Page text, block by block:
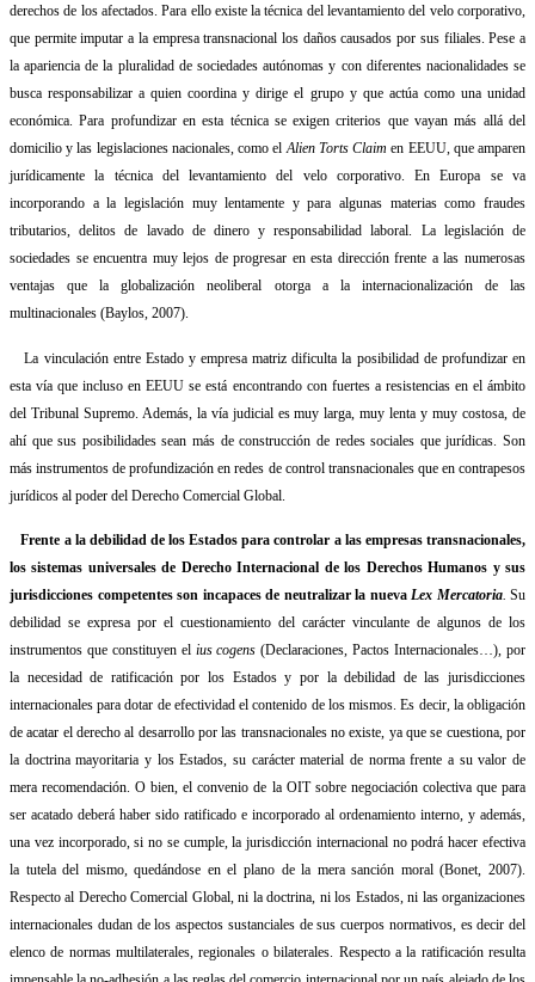
derechos de los afectados. Para ello existe la técnica del levantamiento del velo corporativo,
que permite imputar a la empresa transnacional los daños causados por sus filiales. Pese a
la apariencia de la pluralidad de sociedades autónomas y con diferentes nacionalidades se
busca responsabilizar a quien coordina y dirige el grupo y que actúa como una unidad
económica. Para profundizar en esta técnica se exigen criterios que vayan más allá del
domicilio y las legislaciones nacionales, como elAlien Torts Claim en EEUU, que amparen
jurídicamente la técnica del levantamiento del velo corporativo. En Europa se va
incorporando a la legislación muy lentamente y para algunas materias como fraudes
tributarios, delitos de lavado de dinero y responsabilidad laboral. La legislación de
sociedades se encuentra muy lejos de progresar en esta dirección frente a las numerosas
ventajas que la globalización neoliberal otorga a la internacionalización de las
multinacionales (Baylos, 2007).
La vinculación entre Estado y empresa matriz dificulta la posibilidad de profundizar en
esta vía que incluso en EEUU se está encontrando con fuertes a resistencias en el ámbito
del Tribunal Supremo. Además, la vía judicial es muy larga, muy lenta y muy costosa, de
ahí que sus posibilidades sean más de construcción de redes sociales que jurídicas. Son
más instrumentos de profundización en redes de control transnacionales que en contrapesos
jurídicos al poder del Derecho Comercial Global.
Frente a la debilidad de los Estados para controlar a las empresas transnacionales,
los sistemas universales de Derecho Internacional de los Derechos Humanos y sus
jurisdicciones competentes son incapaces de neutralizar la nueva Lex Mercatoria. Su
debilidad se expresa por el cuestionamiento del carácter vinculante de algunos de los
instrumentos que constituyen el ius cogens (Declaraciones, Pactos Internacionales…), por
la necesidad de ratificación por los Estados y por la debilidad de las jurisdicciones
internacionales para dotar de efectividad el contenido de los mismos. Es decir, la obligación
de acatar el derecho al desarrollo por las transnacionales no existe, ya que se cuestiona, por
la doctrina mayoritaria y los Estados, su carácter material de norma frente a su valor de
mera recomendación. O bien, el convenio de la OIT sobre negociación colectiva que para
ser acatado deberá haber sido ratificado e incorporado al ordenamiento interno, y además,
una vez incorporado, si no se cumple, la jurisdicción internacional no podrá hacer efectiva
la tutela del mismo, quedándose en el plano de la mera sanción moral (Bonet, 2007).
Respecto al Derecho Comercial Global, ni la doctrina, ni los Estados, ni las organizaciones
internacionales dudan de los aspectos sustanciales de sus cuerpos normativos, es decir del
elenco de normas multilaterales, regionales o bilaterales. Respecto a la ratificación resulta